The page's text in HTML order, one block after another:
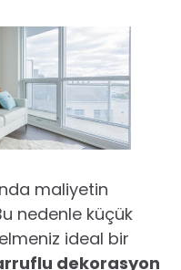
maliyetin
nedenle küçük
ideal bir
dekorasyon